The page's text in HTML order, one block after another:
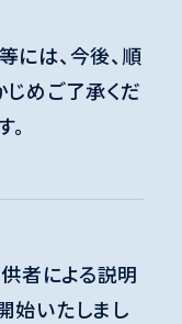
には、今後、順
じめご了承くだ
者による説明
始いたしまし